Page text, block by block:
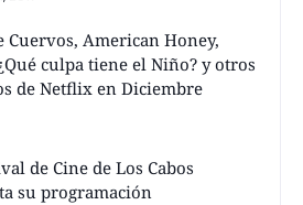
Cuervos, American Honey,
culpa tiene el Niño? y otros
de Netflix en Diciembre
de Cine de Los Cabos
su programación